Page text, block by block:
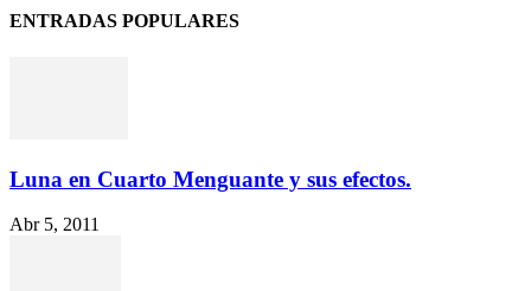
ENTRADAS POPULARES
Luna en Cuarto Menguante y sus efectos.
Abr 5, 2011